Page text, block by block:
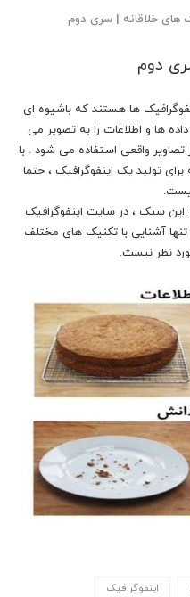
های خلاقانه | سری دوم
دوم
ها هستند که باشیوه ای
ها و اطلاعات را به تصویر می
تصاویر واقعی استفاده می شود . با
تولید یک اینفوگرافیک ، حتما
این سبک ، در سایت اینفوگرافیک
آشنایی با تکنیک های مختلف
نظر نیست.
اینفوگرافیک